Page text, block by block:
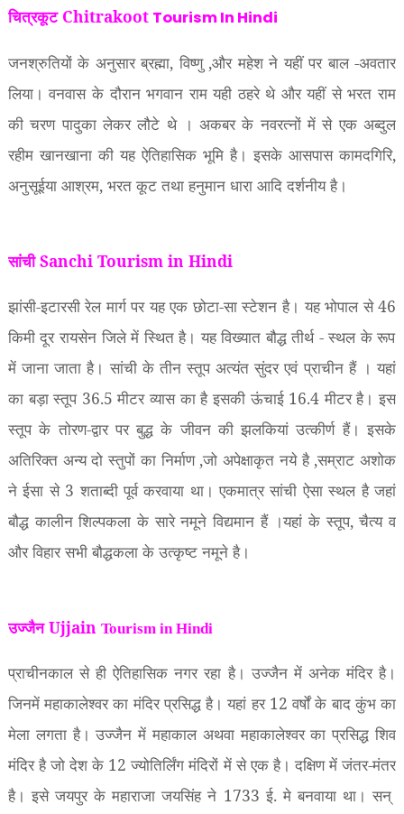
चित्रकूट Chitrakoot Tourism In Hindi
जनश्रुतियों के अनुसार ब्रह्मा, विष्णु ,और महेश ने यहीं पर बाल -अवतार
लिया। वनवास के दौरान भगवान राम यही ठहरे थे और यहीं से भरत राम
की चरण पादुका लेकर लौटे थे । अकबर के नवरत्नों में से एक अब्दुल
रहीम खानखाना की यह ऐतिहासिक भूमि है। इसके आसपास कामदगिरि,
अनुसूईया आश्रम, भरत कूट तथा हनुमान धारा आदि दर्शनीय है।
सांची Sanchi Tourism in Hindi
झांसी-इटारसी रेल मार्ग पर यह एक छोटा-सा स्टेशन है। यह भोपाल से46
किमी दूर रायसेन जिले में स्थित है। यह विख्यात बौद्ध तीर्थ - स्थल के रूप
में जाना जाता है। सांची के तीन स्तूप अत्यंत सुंदर एवं प्राचीन हैं । यहां
का बड़ा स्तूप 36.5 मीटर व्यास का है इसकी ऊंचाई 16.4 मीटर है। इस
स्तूप के तोरण-द्वार पर बुद्ध के जीवन की झलकियां उत्कीर्ण हैं। इसके
अतिरिक्त अन्य दो स्तुपों का निर्माण ,जो अपेक्षाकृत नये है ,सम्राट अशोक
ने ईसा से 3 शताब्दी पूर्व करवाया था। एकमात्र सांची ऐसा स्थल है जहां
बौद्ध कालीन शिल्पकला के सारे नमूने विद्यमान हैं ।यहां के स्तूप,चैत्य व
और विहार सभी बौद्धकला के उत्कृष्ट नमूने है।
उज्जैन Ujjain Tourism in Hindi
प्राचीनकाल से ही ऐतिहासिक नगर रहा है। उज्जैन में अनेक मंदिर है।
जिनमें महाकालेश्वर का मंदिर प्रसिद्ध है। यहां हर 12 वर्षों के बाद कुंभ का
मेला लगता है। उज्जैन में महाकाल अथवा महाकालेश्वर का प्रसिद्ध शिव
मंदिर है जो देश के 12 ज्योतिर्लिंग मंदिरों में से एक है। दक्षिण में जंतर-मंतर
है। इसे जयपुर के महाराजा जयसिंह ने 1733 ई. मे बनवाया था। सन्